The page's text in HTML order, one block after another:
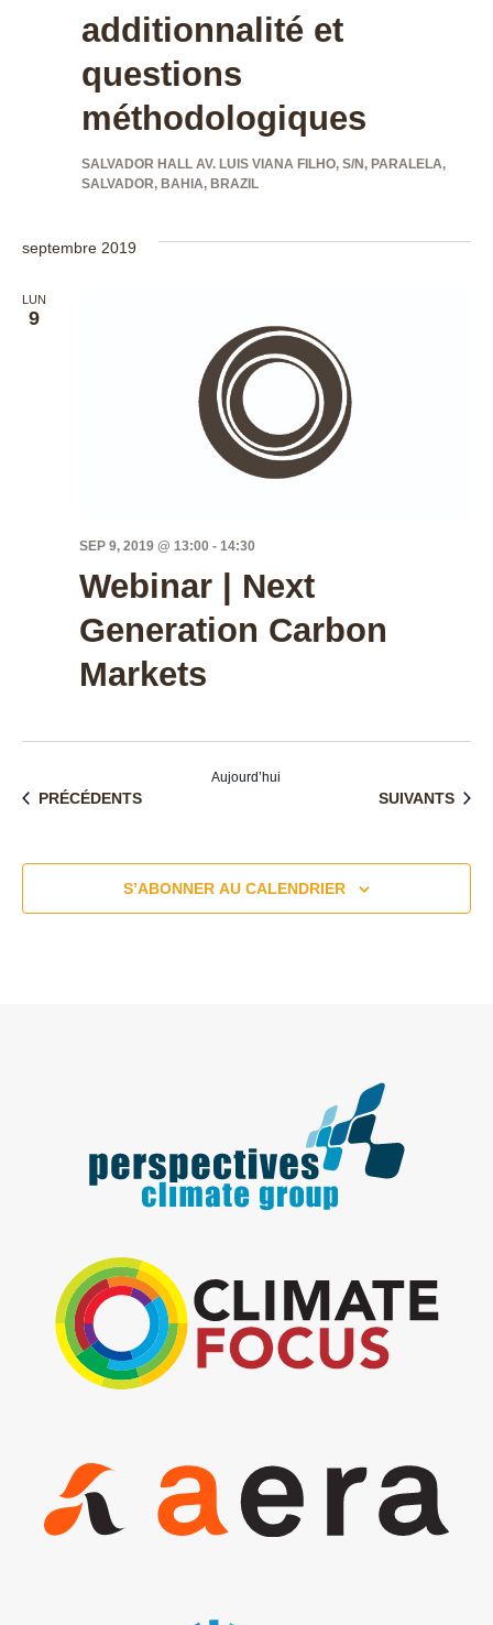
additionnalité et
questions
méthodologiques
SALVADOR HALL AV. LUIS VIANA FILHO, S/N, PARALELA,
SALVADOR, BAHIA, BRAZIL
septembre 2019
LUN
9
Webinar | Next
Generation Carbon
Markets
SEP 9, 2019 @ 13:00 - 14:30
ÉVÉNEMENTS
PRÉCÉDENTS
Aujourd’hui
ÉVÉNEMENTS
SUIVANTS
S’ABONNER AU CALENDRIER